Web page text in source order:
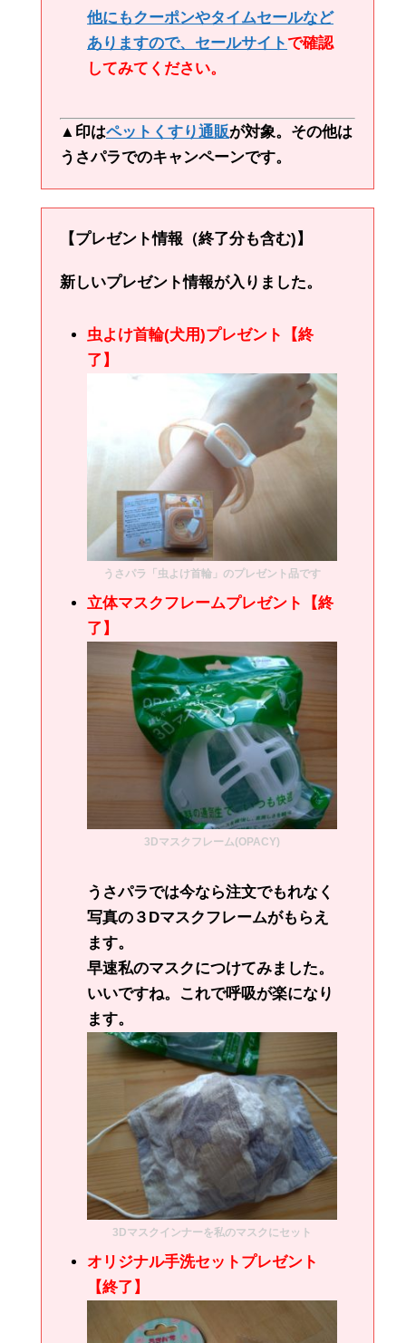
他にもクーポンやタイムセールなど
ありますので、 セールサイトで確認
してみてください。
▲印はペットくすり通販が対象。その他は
うさパラでのキャンペーンです。
【プレゼント情報（終了分も含む)】
新しいプレゼント情報が入りました。
虫よけ首輪(犬用)プレゼント【終
了】
うさパラ「虫よけ首輪」のプレゼント品です
立体マスクフレームプレゼント【終
了】
3Dマスクフレーム(OPACY)
うさパラでは今なら注文でもれなく
写真の３Dマスクフレームがもらえ
ます。
早速私のマスクにつけてみました。
いいですね。これで呼吸が楽になり
ます。
3Dマスクインナーを私のマスクにセット
オリジナル手洗セットプレゼント
【終了】